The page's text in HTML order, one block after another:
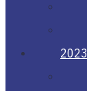
2023